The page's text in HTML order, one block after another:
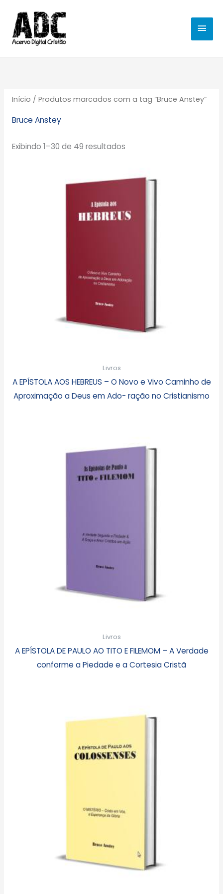
para
conteúdo
Início / Produtos marcados com a tag “Bruce Anstey”
Bruce Anstey
Exibindo 1–30 de 49 resultados
Livros
A EPÍSTOLA AOS HEBREUS – O Novo e Vivo Caminho de
Aproximação a Deus em Ado- ração no Cristianismo
Livros
A EPÍSTOLA DE PAULO AO TITO E FILEMOM – A Verdade
conforme a Piedade e a Cortesia Cristã